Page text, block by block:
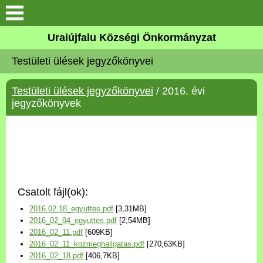
Köszöntő
Elérhetőségek
Uraiújfalu
Választási információk
Versenyképes Járások
Program
Uraiújfalu Községi Önkormányzat
Testületi ülések jegyzőkönyvei
Testületi ülések jegyzőkönyvei / 2016. évi
jegyzőkönyvek
Csatolt fájl(ok):
2016.02.18_egyuttes.pdf [3,31MB]
2016_02_04_egyuttes.pdf [2,54MB]
2016_02_11.pdf [609KB]
2016_02_11_kozmeghallgatas.pdf [270,63KB]
2016_02_18.pdf [406,7KB]